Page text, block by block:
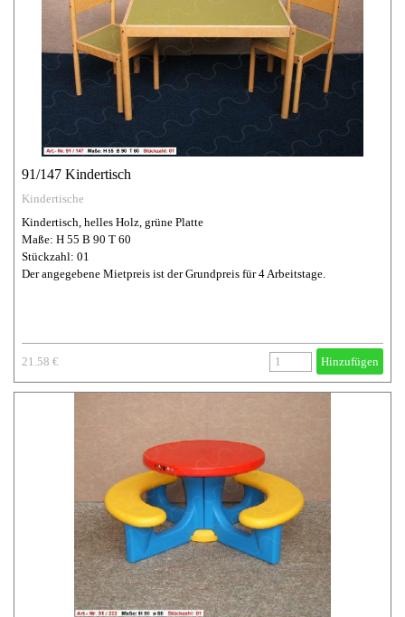
91/147 Kindertisch
Kindertische
Kindertisch, helles Holz, grüne Platte
Maße: H 55 B 90 T 60
Stückzahl: 01
Der angegebene Mietpreis ist der Grundpreis für 4 Arbeitstage.
21.58 € Hinzufügen